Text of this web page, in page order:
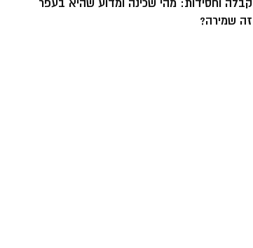
קבלה וחסידות: מהי שכינה ומדוע שהיא בעפר
זה שמירה?